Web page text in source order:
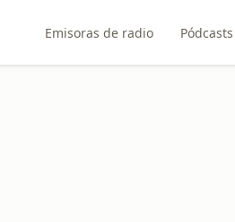
Emisoras de radio Pódcasts